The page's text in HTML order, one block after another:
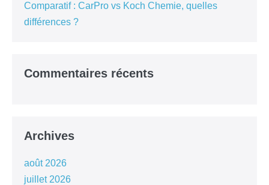
Comparatif : CarPro vs Koch Chemie, quelles
différences ?
Commentaires récents
Archives
août 2026
juillet 2026